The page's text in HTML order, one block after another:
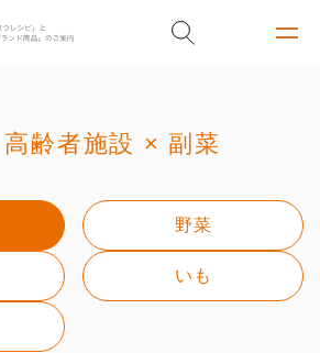
齢者施設 × 副菜
野菜
いも